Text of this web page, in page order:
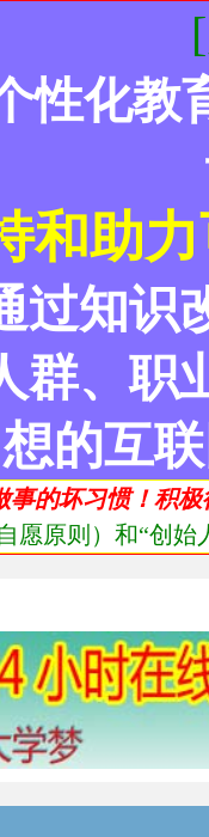
性化教
和助
过知识
群、职
想的互
事的坏习惯！积
愿原则）和“创